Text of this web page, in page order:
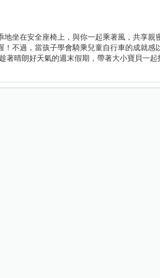
坐在安全座椅上，與你一起乘著風，共享親
！不過，當孩子學會騎乘兒童自行車的成就感
晴朗好天氣的週末假期，帶著大小寶貝一起